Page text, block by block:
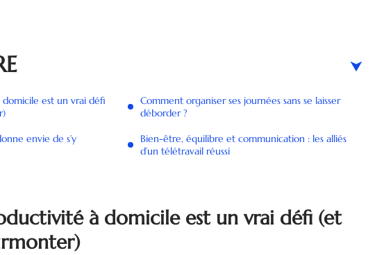
est un vrai défi
envie de s’y
Comment organiser ses journées sans se laisser
déborder ?
Bien-être, équilibre et communication : les alliés
d’un télétravail réussi
à domicile est un vrai défi (et